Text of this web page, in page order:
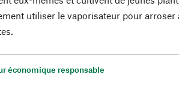
utiliser le vaporisateur pour arroser
économique responsable